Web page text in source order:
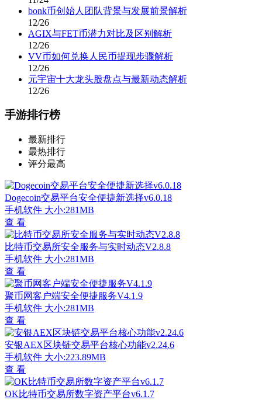
bonk币创始人团队背景与发展前景解析
12/26
AGIX与FET币潜力对比及区别解析
12/26
VV币如何兑换人民币提现步骤解析
12/26
元宇宙十大龙头股盘点与最新动态解析
12/26
手游排行榜
最新排行
最热排行
评分最高
Dogecoin交易平台安全便捷新选择v6.0.18
手机软件 大小:281MB
查 看
比特币交易所安全服务与实时动态V2.8.8
手机软件 大小:281MB
查 看
聚币网客户端安全便捷服务V4.1.9
手机软件 大小:281MB
查 看
安银AEX区块链交易平台核心功能v2.24.6
手机软件 大小:223.89MB
查 看
OK比特币交易所数字资产平台v6.1.7